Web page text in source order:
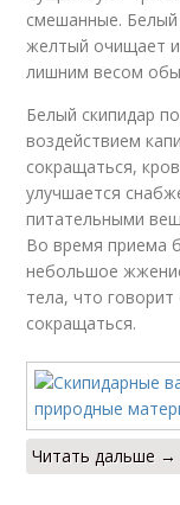
смешанные. Белый
желтый очищает
лишним весом
Белый скипидар
воздействием
сокращаться,
улучшается
питательными
Во время приема
небольшое
тела, что
сокращаться.
Читать дальше →